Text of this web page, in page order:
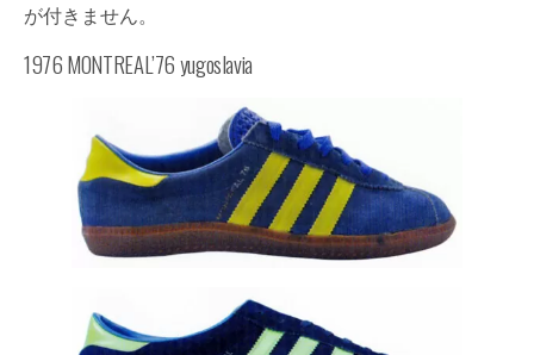
が付きません。
1976 MONTREAL’76 yugoslavia